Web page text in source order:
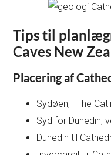
Tips til
Caves New
Placering af
Sydøen, i The
Syd for Dunedin,
Dunedin til